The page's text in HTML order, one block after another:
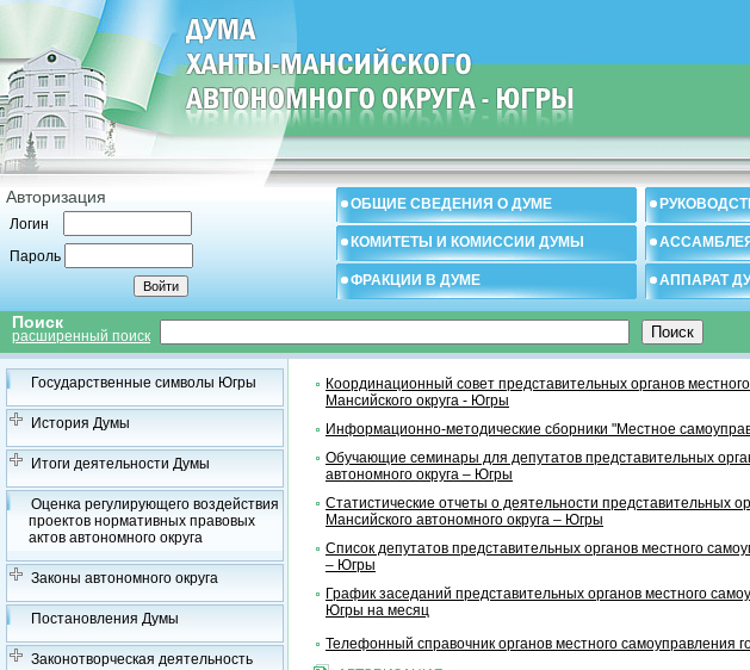
Авторизация
Логин
Пароль
ОБЩИЕ СВЕДЕНИЯ О ДУМЕ
КОМИТЕТЫ И КОМИССИИ ДУМЫ
ФРАКЦИИ В ДУМЕ АППАРАТ
Поиск
расширенный поиск
Государственные символы Югры
История Думы
Итоги деятельности Думы
Оценка регулирующего воздействия
проектов нормативных правовых
актов автономного округа
Законы автономного округа
Постановления Думы
Законотворческая деятельность
Координационный совет представительных органов
Мансийского округа - Югры
Информационно-методические сборники "Местное
Обучающие семинары для депутатов представительных
автономного округа – Югры
Статистические отчеты о деятельности представительных
Мансийского автономного округа – Югры
Список депутатов представительных органов местного
– Югры
График заседаний представительных органов местного
Югры на месяц
Телефонный справочник органов местного самоуправления